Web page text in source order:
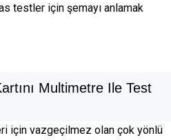
testler için şemayı anlamak
Multimetre Ile Test
için vazgeçilmez olan çok yönlü